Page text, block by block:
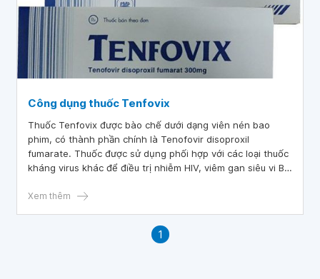
Công dụng thuốc Tenfovix
Thuốc Tenfovix được bào chế dưới dạng viên nén bao
phim, có thành phần chính là Tenofovir disoproxil
fumarate. Thuốc được sử dụng phối hợp với các loại thuốc
kháng virus khác để điều trị nhiễm HIV, viêm gan siêu vi B
Xem thêm
1